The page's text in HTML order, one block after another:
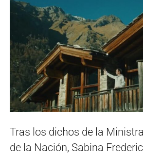
Tras los dichos de la
de la Nación, Sabina